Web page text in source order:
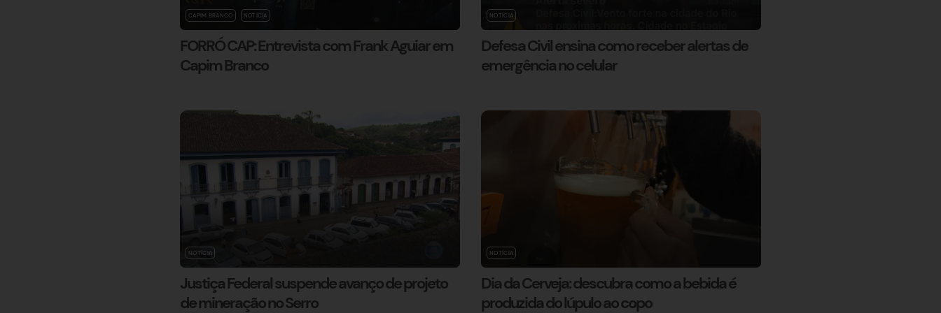
CAPIM BRANCO NOTÍCIA
FORRÓ CAP: Entrevista com Frank Aguiar em
Capim Branco
NOTÍCIA
Defesa Civil ensina como receber alertas de
emergência no celular
NOTÍCIA
Justiça Federal suspende avanço de projeto
de mineração no Serro
NOTÍCIA
Dia da Cerveja: descubra como a bebida é
produzida do lúpulo ao copo